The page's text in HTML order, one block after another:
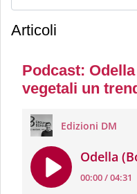
Articoli
Podcast:
vegetali un